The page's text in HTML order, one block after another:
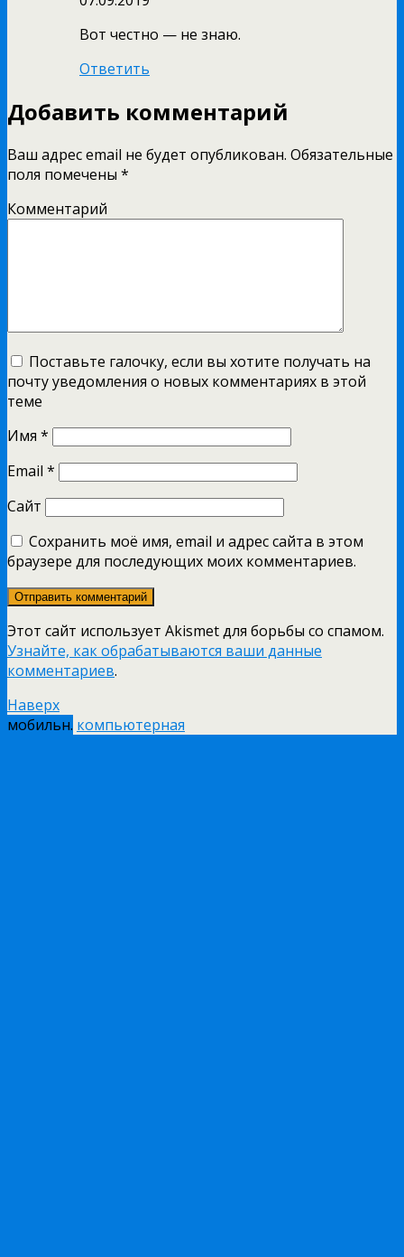
Вот честно — не знаю.
Ответить
Добавить комментарий
Ваш адрес email не будет опубликован. Обязательные
поля помечены *
Комментарий
Поставьте галочку, если вы хотите получать на
почту уведомления о новых комментариях в этой
теме
Имя *
Email *
Сайт
Сохранить моё имя, email и адрес сайта в этом
браузере для последующих моих комментариев.
Этот сайт использует Akismet для борьбы со спамом.
Узнайте, как обрабатываются ваши данные
комментариев.
Наверх
мобильн. компьютерная